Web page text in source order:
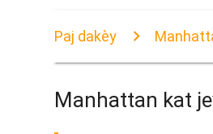
Paj dakèy
Manhattan kat